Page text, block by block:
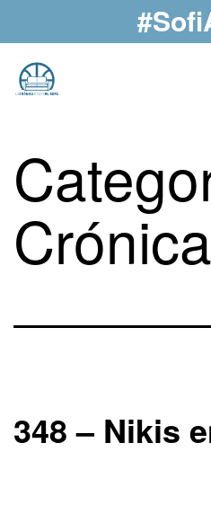
al
contenido
La
El
Sofá
Crónica
348 – Nikis